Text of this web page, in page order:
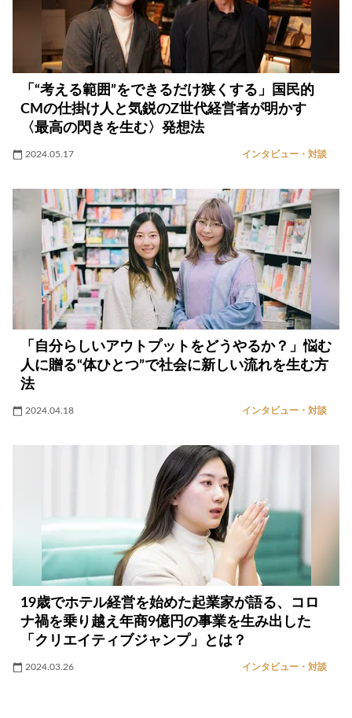
「“考える範囲”をできるだけ狭くする」国民的
CMの仕掛け人と気鋭のZ世代経営者が明かす
〈最高の閃きを生む〉発想法
2024.05.17 インタビュー・対談
「自分らしいアウトプットをどうやるか？」悩む
人に贈る“体ひとつ”で社会に新しい流れを生む方
法
2024.04.18 インタビュー・対談
19歳でホテル経営を始めた起業家が語る、コロ
ナ禍を乗り越え年商9億円の事業を生み出した
「クリエイティブジャンプ」とは？
2024.03.26 インタビュー・対談